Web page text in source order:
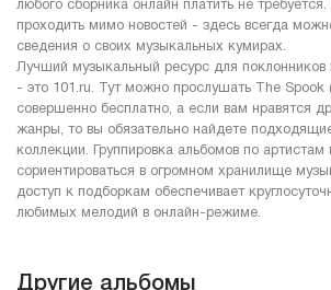
любого сборника онлайн платить не
проходить мимо новостей - здесь всегда
сведения о своих музыкальных кумирах.
Лучший музыкальный ресурс для поклонников
- это 101.ru. Тут можно прослушать The Spook
совершенно бесплатно, а если вам нравятся
жанры, то вы обязательно найдете
коллекции. Группировка альбомов по артистам
сориентироваться в огромном хранилище
доступ к подборкам обеспечивает
любимых мелодий в онлайн-режиме.
Другие альбомы